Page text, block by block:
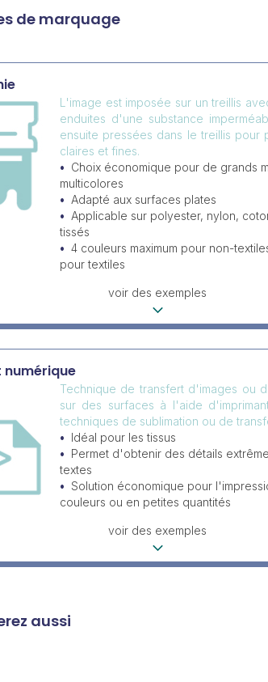
de marquage
L'image est imposée sur un treillis
enduites d'une substance
ensuite pressées dans le treillis pour
claires et fines.
Choix économique pour de grands
multicolores
Adapté aux surfaces plates
Applicable sur polyester, nylon,
tissés
4 couleurs maximum pour non-
pour textiles
voir des exemples
Technique de transfert d'images ou
sur des surfaces à l'aide
techniques de sublimation ou de
Idéal pour les tissus
Permet d'obtenir des détails
textes
Solution économique pour
couleurs ou en petites quantités
voir des exemples
aussi